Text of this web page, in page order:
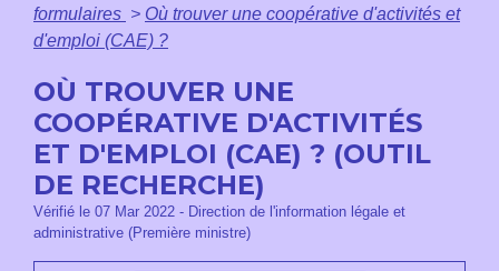
formulaires > Où trouver une coopérative d'activités et
d'emploi (CAE) ?
OÙ TROUVER UNE
COOPÉRATIVE D'ACTIVITÉS
ET D'EMPLOI (CAE) ? (OUTIL
DE RECHERCHE)
Vérifié le 07 Mar 2022 - Direction de l'information légale et
administrative (Première ministre)